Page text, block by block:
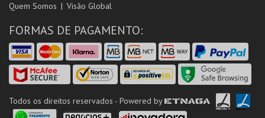
Quem Somos Visão Global
FORMAS DE PAGAMENTO:
Todos os direitos reservados - Powered by ETNAGA